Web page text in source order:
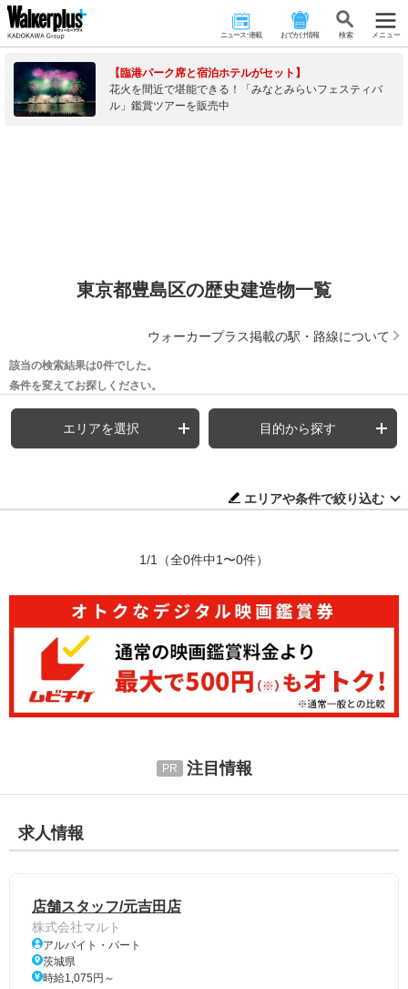
ニュース･連載 おでかけ情報 検 索 メニュー
【臨港パーク席と宿泊ホテルがセット】
花火を間近で堪能できる！「みなとみらいフェスティバ
ル」鑑賞ツアーを販売中
東京都豊島区の歴史建造物一覧
ウォーカープラス掲載の駅・路線について
該当の検索結果は0件でした。
条件を変えてお探しください。
エリアを選択 目的から探す
エリアや条件で絞り込む
1/1 （全0件中1〜0件）
注目情報
求人情報
店舗スタッフ/元吉田店
株式会社マルト
アルバイト・パート
茨城県
時給1,075円～